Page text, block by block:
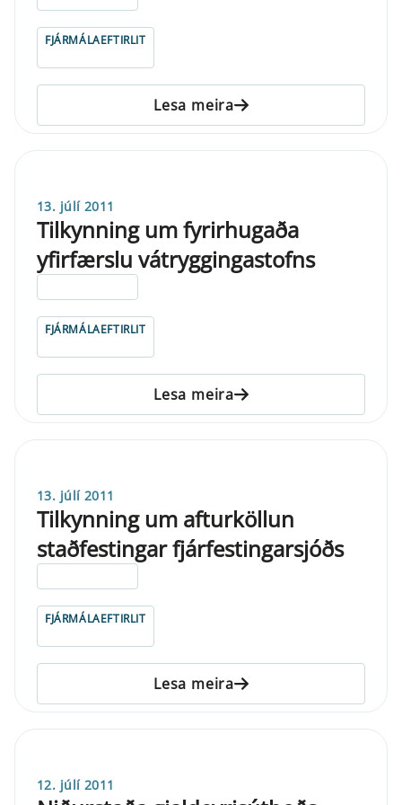
FJÁRMÁLAEFTIRLIT
Lesa meira
13. júlí 2011
Tilkynning um fyrirhugaða
yfirfærslu vátryggingastofns
FJÁRMÁLAEFTIRLIT
Lesa meira
13. júlí 2011
Tilkynning um afturköllun
staðfestingar fjárfestingarsjóðs
FJÁRMÁLAEFTIRLIT
Lesa meira
12. júlí 2011